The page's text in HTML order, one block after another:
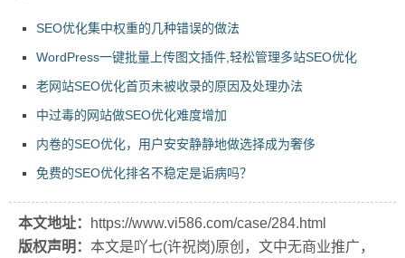
SEO优化集中权重的几种错误的做法
WordPress一键批量上传图文插件,轻松管理多站SEO优化
老网站SEO优化首页未被收录的原因及处理办法
中过毒的网站做SEO优化难度增加
内卷的SEO优化，用户安安静静地做选择成为奢侈
免费的SEO优化排名不稳定是诟病吗？
本文地址：
https://www.vi586.com/case/284.html
版权声明： 本文是吖七(许祝岗)原创，文中无商业推广，